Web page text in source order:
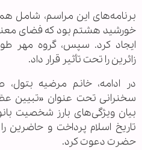
برنامه‌های این مراسم، شامل
خورشید هشتم بود که فضای
ایجاد کرد. سپس، گروه مهر
زائرین را تحت تأثیر قرار داد.
در ادامه، خانم مرضیه بتول،
سخنرانی تحت عنوان
بیان ویژگی‌های بارز شخصیت
تاریخ اسلام پرداخت و حاضرین
حضرت دعوت کرد.